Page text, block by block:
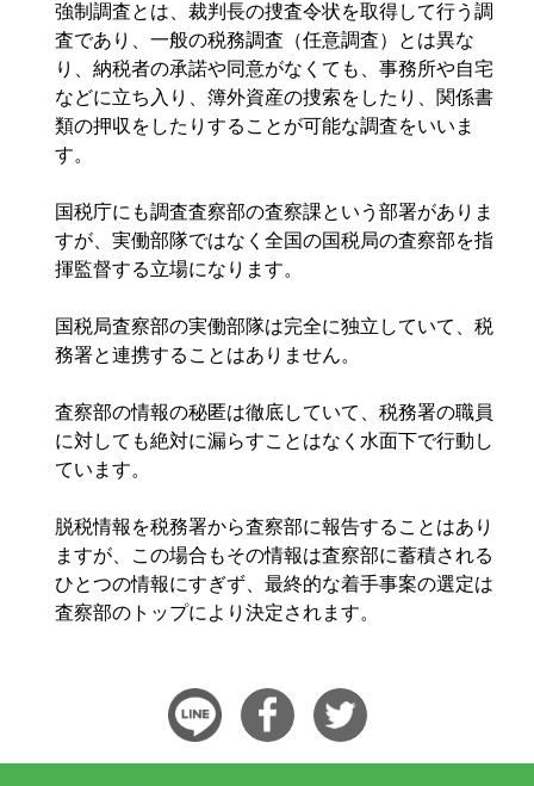
強制調査とは、裁判長の捜査令状を取得して行う調
査であり、一般の税務調査（任意調査）とは異な
り、納税者の承諾や同意がなくても、事務所や自宅
などに立ち入り、簿外資産の捜索をしたり、関係書
類の押収をしたりすることが可能な調査をいいま
す。
国税庁にも調査査察部の査察課という部署がありま
すが、実働部隊ではなく全国の国税局の査察部を指
揮監督する立場になります。
国税局査察部の実働部隊は完全に独立していて、税
務署と連携することはありません。
査察部の情報の秘匿は徹底していて、税務署の職員
に対しても絶対に漏らすことはなく水面下で行動し
ています。
脱税情報を税務署から査察部に報告することはあり
ますが、この場合もその情報は査察部に蓄積される
ひとつの情報にすぎず、最終的な着手事案の選定は
査察部のトップにより決定されます。